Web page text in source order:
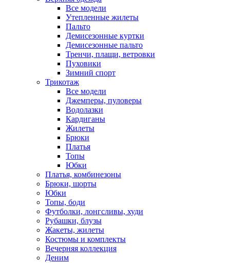
Все модели
Утепленные жилеты
Пальто
Демисезонные куртки
Демисезонные пальто
Тренчи, плащи, ветровки
Пуховики
Зимний спорт
Трикотаж
Все модели
Джемперы, пуловеры
Водолазки
Кардиганы
Жилеты
Брюки
Платья
Топы
Юбки
Платья, комбинезоны
Брюки, шорты
Юбки
Топы, боди
Футболки, лонгсливы, худи
Рубашки, блузы
Жакеты, жилеты
Костюмы и комплекты
Вечерняя коллекция
Деним